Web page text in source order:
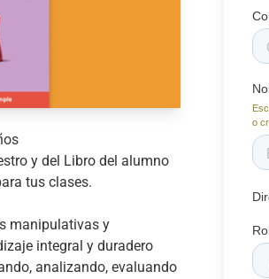
y del Libro del alumno
tus clases.
manipulativas y
integral y duradero
analizando, evaluando
o